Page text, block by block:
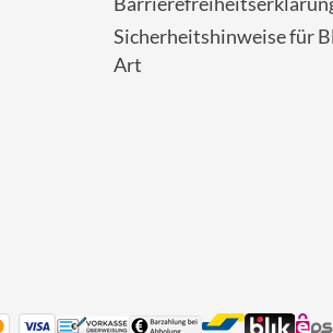
Sicherheitshinweise für
Art